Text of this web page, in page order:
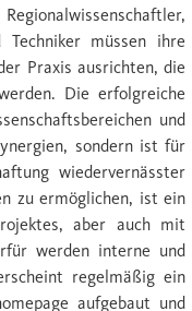
Techniker müssen ihre
Praxis ausrichten, die
Die erfolgreiche
und
sondern ist für
wiedervernässter
zu ermöglichen, ist ein
aber auch mit
werden interne und
regelmäßig ein
aufgebaut und